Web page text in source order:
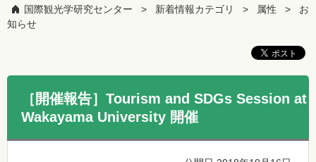
国際観光学研究センター 新着情報カテゴリ 属性
お
知らせ
［開催報告］Tourism and SDGs Session at
Wakayama University 開催